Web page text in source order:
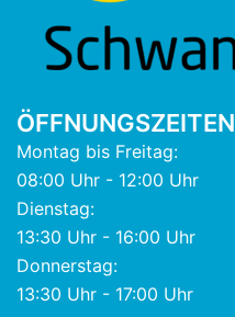
ÖFFNUNGSZEITEN
Montag bis Freitag:
08:00 Uhr - 12:00 Uhr
Dienstag:
13:30 Uhr - 16:00 Uhr
Donnerstag:
13:30 Uhr - 17:00 Uhr